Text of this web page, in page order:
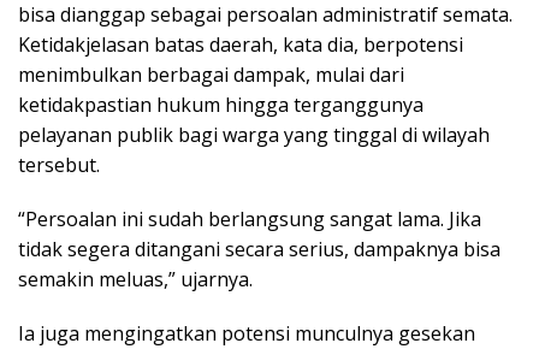
bisa dianggap sebagai persoalan administratif semata.
Ketidakjelasan batas daerah, kata dia, berpotensi
menimbulkan berbagai dampak, mulai dari
ketidakpastian hukum hingga terganggunya
pelayanan publik bagi warga yang tinggal di wilayah
tersebut.
“Persoalan ini sudah berlangsung sangat lama. Jika
tidak segera ditangani secara serius, dampaknya bisa
semakin meluas,” ujarnya.
Ia juga mengingatkan potensi munculnya gesekan